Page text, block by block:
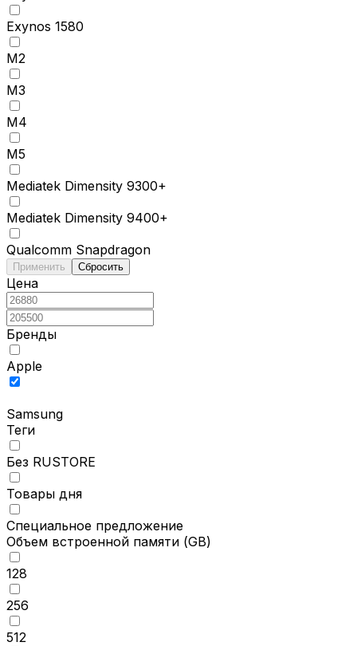
Exynos 1580
M2
M3
M4
M5
Mediatek Dimensity 9300+
Mediatek Dimensity 9400+
Qualcomm Snapdragon
Применить Сбросить
Цена
Бренды
Apple
Samsung
Теги
Без RUSTORE
Товары дня
Специальное предложение
Объем встроенной памяти (GB)
128
256
512